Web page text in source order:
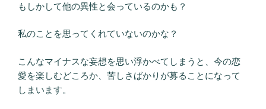
もしかして他の異性と会っているのかも？
私のことを思ってくれていないのかな？
こんなマイナスな妄想を思い浮かべてしまうと、今の恋
愛を楽しむどころか、苦しさばかりが募ることになって
しまいます。